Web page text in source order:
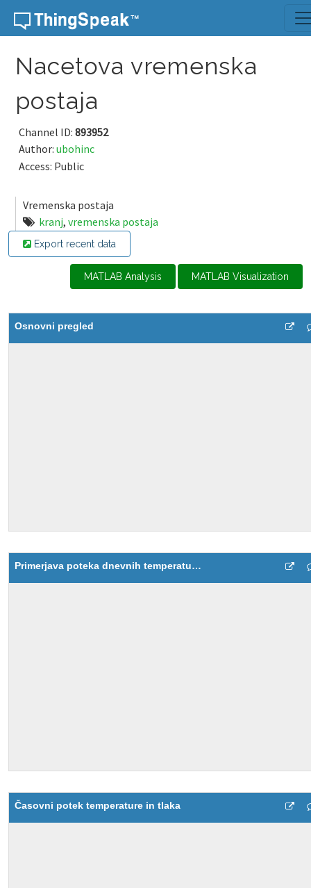
Skip to content
Nacetova vremenska
postaja
Channel ID: 893952
Author: ubohinc
Access: Public
Vremenska postaja
kranj, vremenska postaja
Export recent data
MATLAB Analysis MATLAB Visualization
Osnovni pregled
Primerjava poteka dnevnih temperatur - Bleiweisova
Časovni potek temperature in tlaka